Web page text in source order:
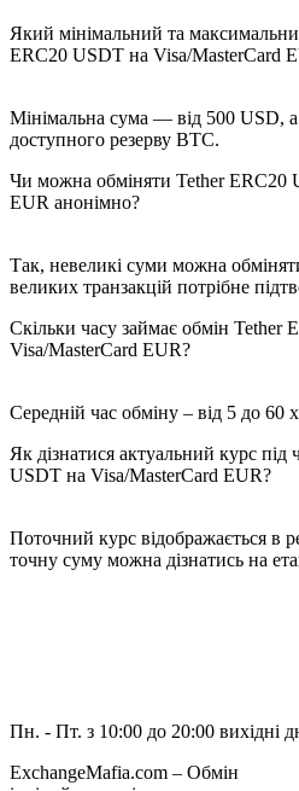
Який мінімальний та
ERC20 USDT на Visa/MasterCard
Мінімальна сума — від 500 USD,
доступного резерву BTC.
Чи можна обміняти Tether ERC20
EUR анонімно?
Так, невеликі суми можна
великих транзакцій потрібне
Скільки часу займає обмін Tether
Visa/MasterCard EUR?
Середній час обміну – від 5 до 60
Як дізнатися актуальний курс під
USDT на Visa/MasterCard EUR?
Поточний курс відображається в
точну суму можна дізнатись на
Пн. - Пт. з 10:00 до 20:00 вихідні
ExchangeMafia.com – Обмін